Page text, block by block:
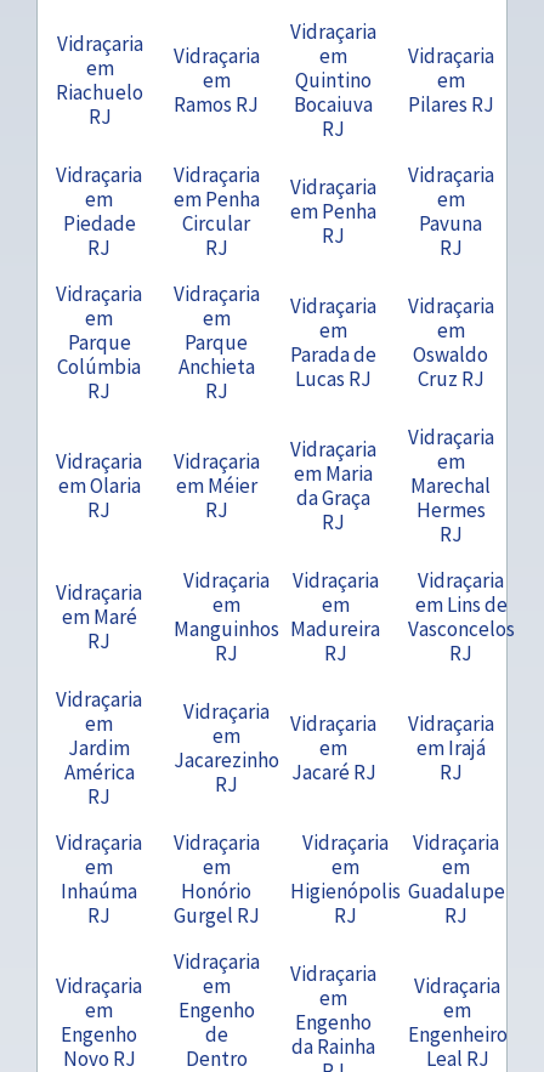
Vidraçaria
em
Riachuelo
RJ
Vidraçaria
em
Ramos RJ
Vidraçaria
em
Quintino
Bocaiuva
RJ
Vidraçaria
em
Pilares RJ
Vidraçaria
em
Piedade
RJ
Vidraçaria
em Penha
Circular
RJ
Vidraçaria
em Penha
RJ
Vidraçaria
em
Pavuna
RJ
Vidraçaria
em
Parque
Colúmbia
RJ
Vidraçaria
em
Parque
Anchieta
RJ
Vidraçaria
em
Parada de
Lucas RJ
Vidraçaria
em
Oswaldo
Cruz RJ
Vidraçaria
em Olaria
RJ
Vidraçaria
em Méier
RJ
Vidraçaria
em Maria
da Graça
RJ
Vidraçaria
em
Marechal
Hermes
RJ
Vidraçaria
em Maré
RJ
Vidraçaria
em
Manguinhos
RJ
Vidraçaria
em
Madureira
RJ
Vidraçaria
em Lins de
Vasconcelos
RJ
Vidraçaria
em
Jardim
América
RJ
Vidraçaria
em
Jacarezinho
RJ
Vidraçaria
em
Jacaré RJ
Vidraçaria
em Irajá
RJ
Vidraçaria
em
Inhaúma
RJ
Vidraçaria
em
Honório
Gurgel RJ
Vidraçaria
em
Higienópolis
RJ
Vidraçaria
em
Guadalupe
RJ
Vidraçaria
em
Engenho
Novo RJ
Vidraçaria
em
Engenho
de
Dentro
Vidraçaria
em
Engenho
da Rainha
Vidraçaria
em
Engenheiro
Leal RJ